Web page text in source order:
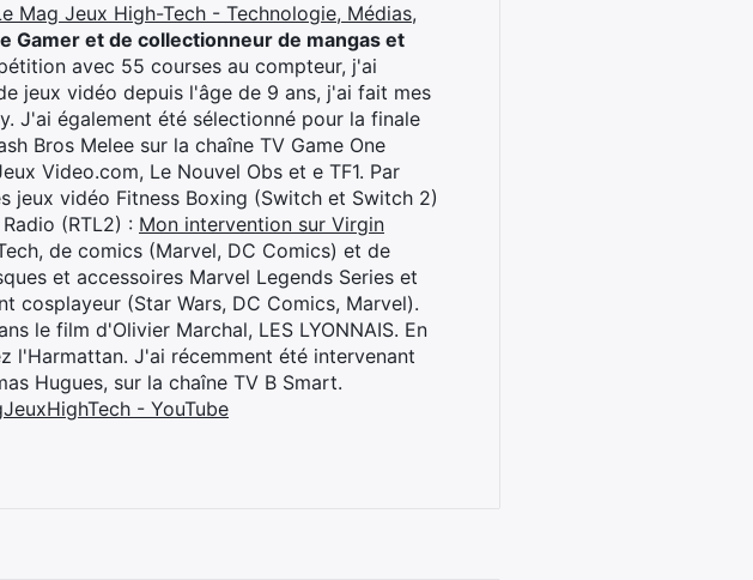
Mag Jeux High-Tech - Technologie, Médias,
Gamer et de collectionneur de mangas et
avec 55 courses au compteur, j'ai
jeux vidéo depuis l'âge de 9 ans, j'ai fait mes
J'ai également été sélectionné pour la finale
Bros Melee sur la chaîne TV Game One
Video.com, Le Nouvel Obs et e TF1. Par
jeux vidéo Fitness Boxing (Switch et Switch 2)
(RTL2) : Mon intervention sur Virgin
de comics (Marvel, DC Comics) et de
et accessoires Marvel Legends Series et
cosplayeur (Star Wars, DC Comics, Marvel).
le film d'Olivier Marchal, LES LYONNAIS. En
l'Harmattan. J'ai récemment été intervenant
Hugues, sur la chaîne TV B Smart.
- YouTube